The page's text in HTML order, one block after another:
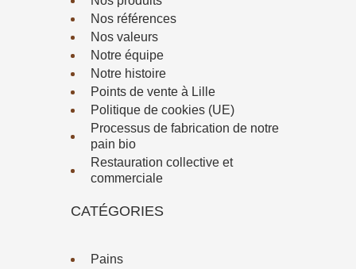
Nos références
Nos valeurs
Notre équipe
Notre histoire
Points de vente à Lille
Politique de cookies (UE)
Processus de fabrication de notre
pain bio
Restauration collective et
commerciale
CATÉGORIES
Pains